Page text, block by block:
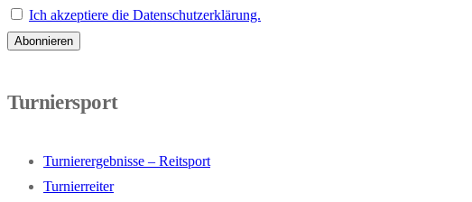
Ich akzeptiere die Datenschutzerklärung.
Turniersport
Turnierergebnisse – Reitsport
Turnierreiter